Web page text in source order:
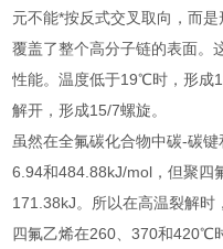
元不能*按反式交叉取向，而
覆盖了整个高分子链的表面。
性能。温度低于19℃时，形成
解开，形成15/7螺旋。
虽然在全氟碳化合物中碳-碳
6.94和484.88kJ/mol，但聚四
171.38kJ。所以在高温裂解时
四氟乙烯在260、370和420℃